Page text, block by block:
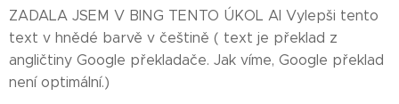
ZADALA JSEM V BING TENTO ÚKOL AI Vylepši tento
text v hnědé barvě v češtině ( text je překlad z
angličtiny Google překladače. Jak víme, Google překlad
není optimální.)